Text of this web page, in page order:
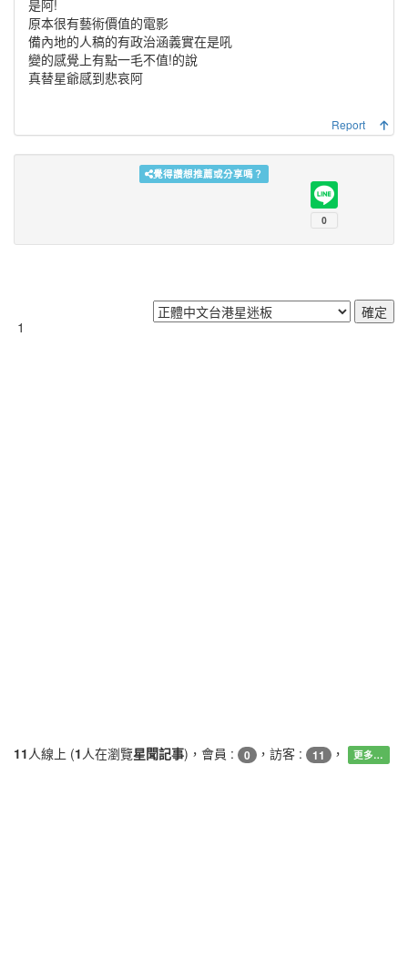
是阿!
原本很有藝術價值的電影
備內地的人稿的有政治涵義實在是吼
變的感覺上有點一毛不值!的說
真替星爺感到悲哀阿
Report
覺得讚想推薦或分享嗎？
1
11 人線上 (1 人在瀏覽星聞記事)，會員 : 0 ，訪客 : 11 ， 更多…